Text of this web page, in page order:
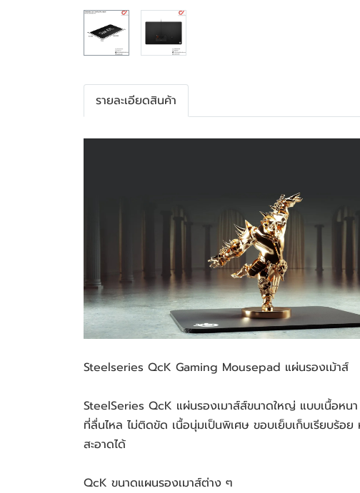
รายละเอียดสินค้า
Steelseries QcK Gaming Mousepad แผ่นรองเม้าส์
SteelSeries QcK แผ่นรองเมาส์ส์ขนาดใหญ่ แบบเนื้อห
ที่ลื่นไหล ไม่ติดขัด เนื้อนุ่มเป็นพิเศษ ขอบเย็บเก็บเรียบร้อ
สะอาดได้
QcK ขนาดแผนรองเมาส์ต่าง ๆ